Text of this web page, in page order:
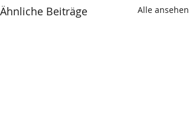
Ähnliche Beiträge Alle ansehen